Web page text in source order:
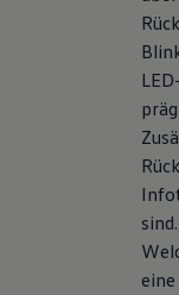
Golf
ID.
R-
we drive
Besitzer und
Service